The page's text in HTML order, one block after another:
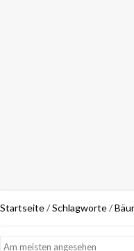
Startseite/Schlagworte/